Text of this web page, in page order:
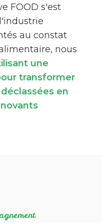
FOOD s'est
au constat
nous
une
transformer
en